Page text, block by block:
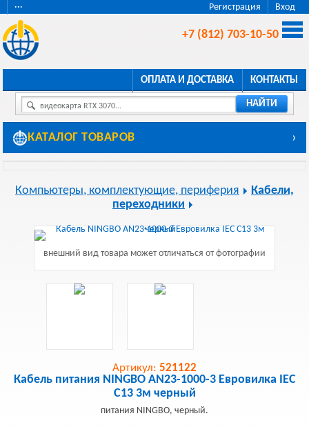
Регистрация Вход
···
+7 (812) 703-10-50
ОПЛАТА И ДОСТАВКА КОНТАКТЫ
видеокарта RTX 3070... НАЙТИ
КАТАЛОГ ТОВАРОВ ›
Компьютеры, комплектующие, периферия
Кабели,
переходники
внешний вид товара может отличаться от фотографии
Артикул: 521122
Кабель питания NINGBO AN23-1000-3 Евровилка IEC
C13 3м черный
питания NINGBO, черный.